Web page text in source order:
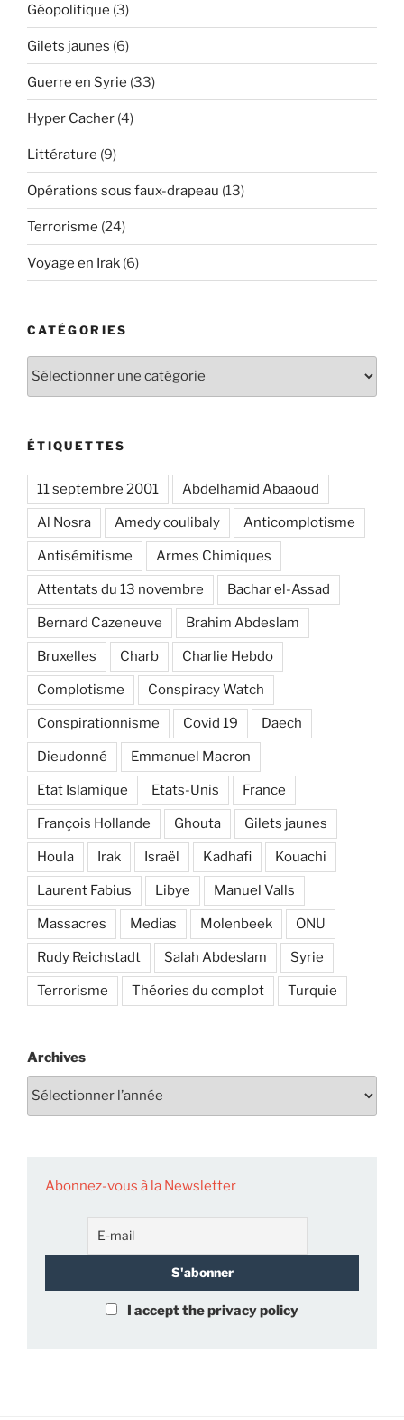
Géopolitique (3)
Gilets jaunes (6)
Guerre en Syrie (33)
Hyper Cacher (4)
Littérature (9)
Opérations sous faux-drapeau (13)
Terrorisme (24)
Voyage en Irak (6)
CATÉGORIES
Catégories
ÉTIQUETTES
11 septembre 2001 Abdelhamid Abaaoud
Al Nosra Amedy coulibaly Anticomplotisme
Antisémitisme Armes Chimiques
Attentats du 13 novembre Bachar el-Assad
Bernard Cazeneuve Brahim Abdeslam
Bruxelles Charb Charlie Hebdo
Complotisme Conspiracy Watch
Conspirationnisme Covid 19 Daech
Dieudonné Emmanuel Macron
Etat Islamique Etats-Unis France
François Hollande Ghouta Gilets jaunes
Houla Irak Israël Kadhafi Kouachi
Laurent Fabius Libye Manuel Valls
Massacres Medias Molenbeek ONU
Rudy Reichstadt Salah Abdeslam Syrie
Terrorisme Théories du complot Turquie
Archives
Abonnez-vous à la Newsletter
I accept the privacy policy